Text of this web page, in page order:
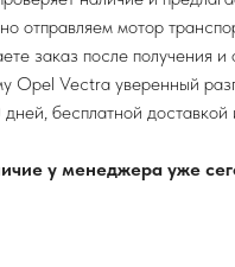
отправляем мотор
заказ после получения и
Opel Vectra уверенный
дней, бесплатной
у менеджера уже